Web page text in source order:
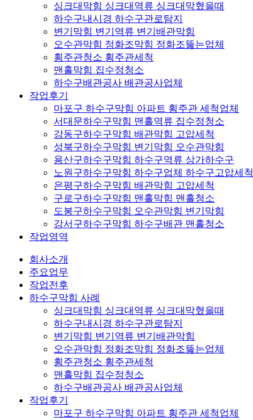
싱크대막힘 싱크대역류 싱크대막혔을때
하수구내시경 하수구관로탐지
변기막힘 변기역류 변기배관막힘
오수관막힘 정화조막힘 정화조뚫는업체
횡주관청소 횡주관세척
맨홀막힘 집수정청소
하수구배관공사 배관공사업체
작업후기
마포구 하수구막힘 아파트 횡주관 세척업체
서대문하수구막힘 맨홀역류 집수정청소
강동구하수구막힘 배관막힘 고압세척
성북구하수구막힘 변기막힘 오수관막힘
용산구하수구막힘 하수구역류 상가하수구
노원구하수구막힘 하수구업체 하수구고압세척
은평구하수구막힘 배관막힘 고압세척
구로구하수구막힘 맨홀막힘 맨홀청소
도봉구하수구막힘 오수관막힘 변기막힘
강서구하수구막힘 하수구배관 맨홀청소
작업영역
회사소개
주요업무
작업전후
하수구막힘 사례
싱크대막힘 싱크대역류 싱크대막혔을때
하수구내시경 하수구관로탐지
변기막힘 변기역류 변기배관막힘
오수관막힘 정화조막힘 정화조뚫는업체
횡주관청소 횡주관세척
맨홀막힘 집수정청소
하수구배관공사 배관공사업체
작업후기
마포구 하수구막힘 아파트 횡주관 세척업체